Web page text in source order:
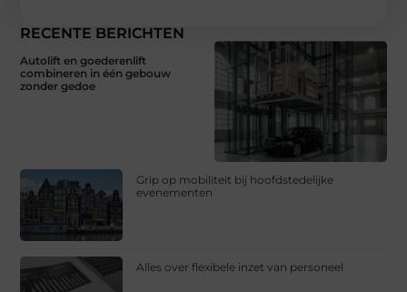
RECENTE BERICHTEN
Autolift en goederenlift
combineren in één gebouw
zonder gedoe
Grip op mobiliteit bij hoofdstedelijke
evenementen
Alles over flexibele inzet van personeel